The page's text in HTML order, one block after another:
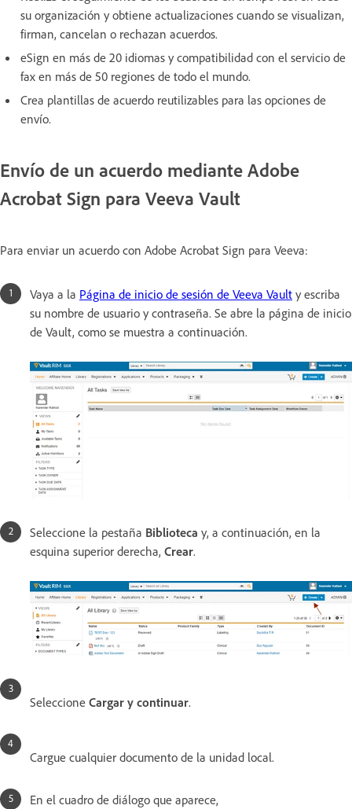
su organización y obtiene actualizaciones cuando se visualizan,
firman, cancelan o rechazan acuerdos.
eSign en más de 20 idiomas y compatibilidad con el servicio de
fax en más de 50 regiones de todo el mundo.
Crea plantillas de acuerdo reutilizables para las opciones de
envío.
Envío de un acuerdo mediante Adobe
Acrobat Sign para Veeva Vault
Para enviar un acuerdo con Adobe Acrobat Sign para Veeva:
Vaya a la Página de inicio de sesión de Veeva Vault y escriba
su nombre de usuario y contraseña. Se abre la página de inicio
de Vault, como se muestra a continuación.
Seleccione la pestaña Biblioteca y, a continuación, en la
esquina superior derecha, Crear.
Seleccione Cargar y continuar.
Cargue cualquier documento de la unidad local.
En el cuadro de diálogo que aparece,